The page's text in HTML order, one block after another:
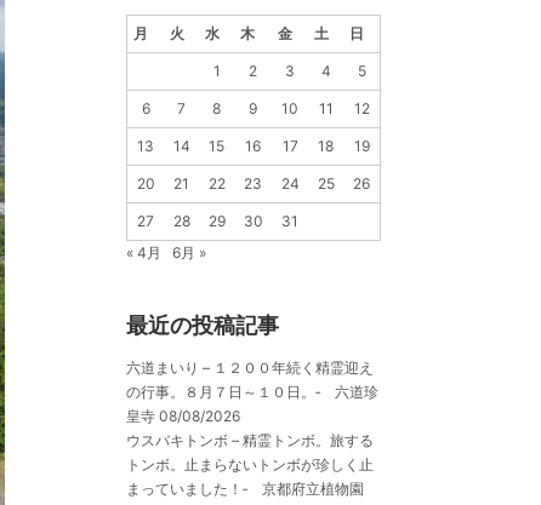
月 火 水 木 金 土 日
1 2 3 4 5
6 7 8 9 10 11 12
13 14 15 16 17 18 19
20 21 22 23 24 25 26
27 28 29 30
31
« 4月
6月 »
最近の投稿記事
六道まいり – １２００年続く精霊迎え
の行事。８月７日～１０日。‐ 六道珍
皇寺 08/08/2026
ウスバキトンボ – 精霊トンボ。旅する
トンボ。止まらないトンボが珍しく止
まっていました！‐ 京都府立植物園